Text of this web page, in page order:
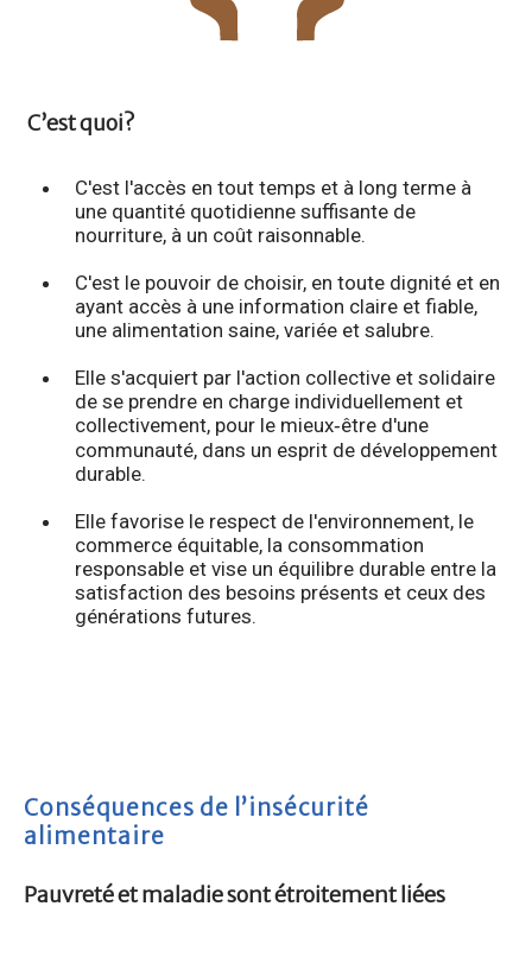
C’est quoi?
C'est l'accès en tout temps et à long terme à
une quantité quotidienne suffisante de
nourriture, à un coût raisonnable.
C'est le pouvoir de choisir, en toute dignité et en
ayant accès à une information claire et fiable,
une alimentation saine, variée et salubre.
Elle s'acquiert par l'action collective et solidaire
de se prendre en charge individuellement et
collectivement, pour le mieux‐être d'une
communauté, dans un esprit de développement
durable.
Elle favorise le respect de l'environnement, le
commerce équitable, la consommation
responsable et vise un équilibre durable entre la
satisfaction des besoins présents et ceux des
générations futures.
Conséquences de l’insécurité
alimentaire
Pauvreté et maladie sont étroitement liées